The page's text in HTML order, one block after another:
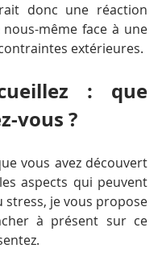
donc une réaction
nous-même face à une
extérieures.
: que
vous ?
vous avez découvert
aspects qui peuvent
stress, je vous propose
à présent sur ce